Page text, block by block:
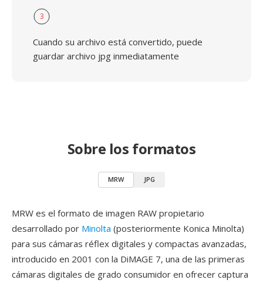
3
Cuando su archivo está convertido, puede
guardar archivo jpg inmediatamente
Sobre los formatos
MRW JPG
MRW es el formato de imagen RAW propietario
desarrollado por Minolta (posteriormente Konica Minolta)
para sus cámaras réflex digitales y compactas avanzadas,
introducido en 2001 con la DiMAGE 7, una de las primeras
cámaras digitales de grado consumidor en ofrecer captura